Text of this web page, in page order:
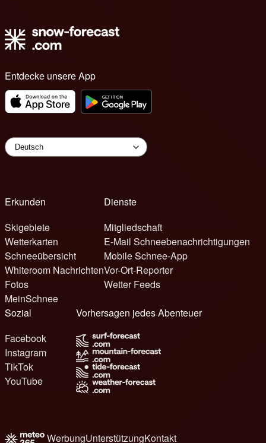
Entdecke unsere App
Erkunden
Skigebiete
Wetterkarten
Schneeübersicht
Whiteroom Nachrichten
Fotos
MeinSchnee
Dienste
Mitgliedschaft
E-Mail Schneebenachrichtigungen
Mobile Schnee-App
Vor-Ort-Reporter
Wetter Feeds
Sozial
Facebook
Instagram
TikTok
YouTube
Vorhersagen jedes Abenteuer
WerbungUnterstützungKontakt